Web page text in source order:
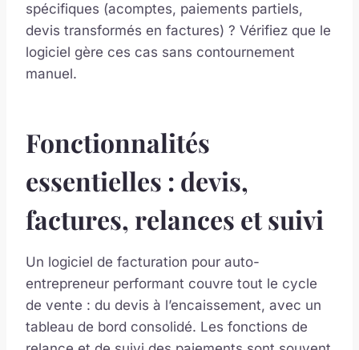
spécifiques (acomptes, paiements partiels,
devis transformés en factures) ? Vérifiez que le
logiciel gère ces cas sans contournement
manuel.
Fonctionnalités
essentielles : devis,
factures, relances et suivi
Un logiciel de facturation pour auto-
entrepreneur performant couvre tout le cycle
de vente : du devis à l’encaissement, avec un
tableau de bord consolidé. Les fonctions de